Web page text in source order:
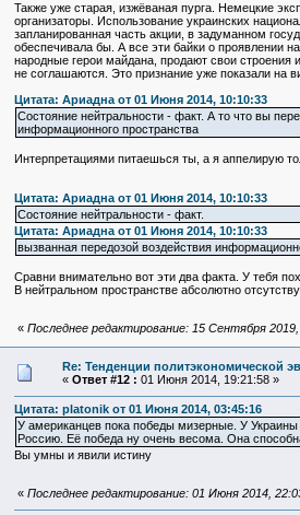
Также уже старая, изжёваная пурга. Немецкие
организаторы. Использование украинских
запланированная часть акции, в задуманном
обеспечивала бы. А все эти байки о проявлении
народные герои майдана, продают свои строения
не соглашаются. Это признание уже показали на
Цитата: Ариадна от 01 Июня 2014, 10:10:33
Состояние нейтральности - факт. А то что вы
информационного пространства
Интерпретациями питаешься ты, а я аппелирую
Цитата: Ариадна от 01 Июня 2014, 10:10:33
Состояние нейтральности - факт.
Цитата: Ариадна от 01 Июня 2014, 10:10:33
вызванная передозой воздействия
Сравни внимательно вот эти два факта. У тебя
В нейтральном пространстве абсолютно
« Последнее редактирование: 15 Сентября
Re: Тенденции политэкономической
« Ответ #12 : 01 Июня 2014, 19:21:58 »
Цитата: platonik от 01 Июня 2014, 03:45:16
У американцев пока победы мизерные. У Украины
Россию. Её победа ну очень весома. Она
Вы умны и явили истину
« Последнее редактирование: 01 Июня 2014,